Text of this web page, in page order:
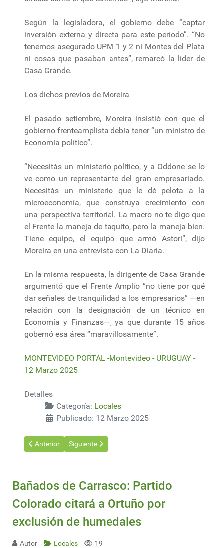
Según la legisladora, el gobierno debe “captar
inversión externa y directa para este período”. “No
tenemos asegurado UPM 1 y 2 ni Montes del Plata
ni cosas que pasaban antes”, remarcó la líder de
Casa Grande.
Los dichos previos de Moreira
El pasado setiembre, Moreira insistió con que el
gobierno frenteamplista debía tener “un ministro de
Economía político”.
“Necesitás un ministerio político, y a Oddone se lo
ve como un representante del gran empresariado.
Necesitás un ministerio que le dé pelota a la
microeconomía, que construya crecimiento con
una perspectiva territorial. La macro no te digo que
el Frente la maneja de taquito, pero la maneja bien.
Tiene equipo, el equipo que armó Astori”, dijo
Moreira en una entrevista con La Diaria.
En la misma respuesta, la dirigente de Casa Grande
argumentó que el Frente Amplio “no tiene por qué
dar señales de tranquilidad a los empresarios” —en
relación con la designación de un técnico en
Economía y Finanzas—, ya que durante 15 años
gobernó esa área “maravillosamente”.
MONTEVIDEO PORTAL -Montevideo - URUGUAY -
12 Marzo 2025
Detalles
Categoría: Locales
Publicado: 12 Marzo 2025
Artículo anterior: Informe oficial: Ministerio de Ambiente
Anterior Artículo siguiente: Ministro de Ambiente señaló
Siguiente
Bañados de Carrasco: Partido
Colorado citará a Ortuño por
exclusión de humedales
Autor Locales 19